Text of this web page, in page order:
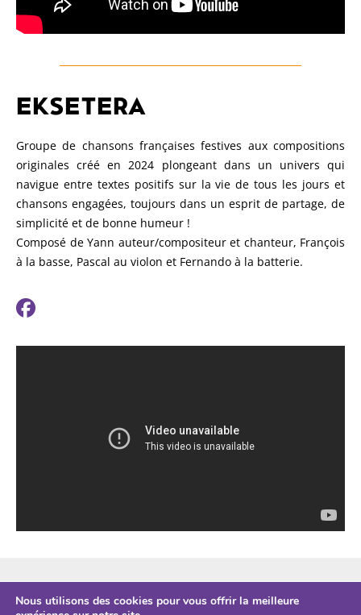
EKSETERA
Groupe de chansons françaises festives aux compositions
originales créé en 2024 plongeant dans un univers qui
navigue entre textes positifs sur la vie de tous les jours et
chansons engagées, toujours dans un esprit de partage, de
simplicité et de bonne humeur !
Composé de Yann auteur/compositeur et chanteur, François
à la basse, Pascal au violon et Fernando à la batterie.
Nous utilisons des cookies pour vous offrir la meilleure